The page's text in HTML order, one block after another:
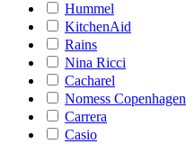
Hummel
KitchenAid
Rains
Nina Ricci
Cacharel
Nomess Copenhagen
Carrera
Casio